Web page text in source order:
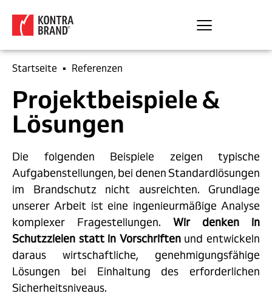
Startseite ▪ Referenzen
Projektbeispiele &
Lösungen
Die folgenden Beispiele zeigen typische
Aufgabenstellungen, bei denen Standardlösungen
im Brandschutz nicht ausreichten. Grundlage
unserer Arbeit ist eine ingenieurmäßige Analyse
komplexer Fragestellungen. Wir denken in
Schutzzielen statt in Vorschriftenund entwickeln
daraus wirtschaftliche, genehmigungsfähige
Lösungen bei Einhaltung des erforderlichen
Sicherheitsniveaus.